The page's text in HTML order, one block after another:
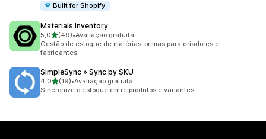
Built for Shopify
Materials Inventory
5,0de 5 estrelas
(49)
49 avaliações ao todo
•Avaliação gratuita
Gestão de estoque de matérias-primas para criadores e
fabricantes
SimpleSync » Sync by SKU
4,0de 5 estrelas
(19)
19 avaliações ao todo
•Avaliação gratuita
Sincronize o estoque entre produtos e variantes